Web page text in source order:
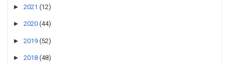
► 2021 (12)
► 2020 (44)
► 2019 (52)
► 2018 (48)